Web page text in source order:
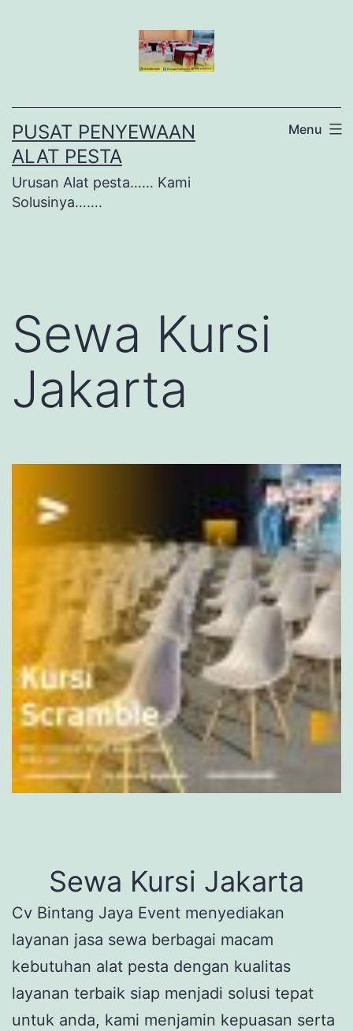
PUSAT PENYEWAAN
ALAT PESTA
Urusan Alat pesta…… Kami
Solusinya…….
Menu
Sewa Kursi
Jakarta
Sewa Kursi Jakarta
Cv Bintang Jaya Event menyediakan
layanan jasa sewa berbagai macam
kebutuhan alat pesta dengan kualitas
layanan terbaik siap menjadi solusi tepat
untuk anda, kami menjamin kepuasan serta